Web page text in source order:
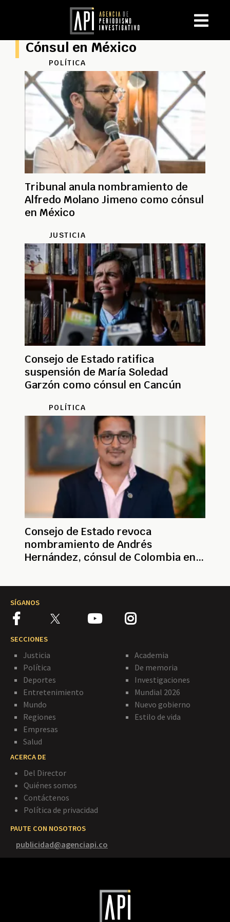
Cónsul en México
POLÍTICA
Tribunal anula nombramiento de
Alfredo Molano Jimeno como cónsul
en México
JUSTICIA
Consejo de Estado ratifica
suspensión de María Soledad
Garzón como cónsul en Cancún
POLÍTICA
Consejo de Estado revoca
nombramiento de Andrés
Hernández, cónsul de Colombia en
SÍGANOS
SECCIONES
Justicia
Política
Deportes
Entretenimiento
Mundo
Regiones
Empresas
Salud
Academia
De memoria
Investigaciones
Mundial 2026
Nuevo gobierno
Estilo de vida
ACERCA DE
Del Director
Quiénes somos
Contáctenos
Política de privacidad
PAUTE CON NOSOTROS
publicidad@agenciapi.co